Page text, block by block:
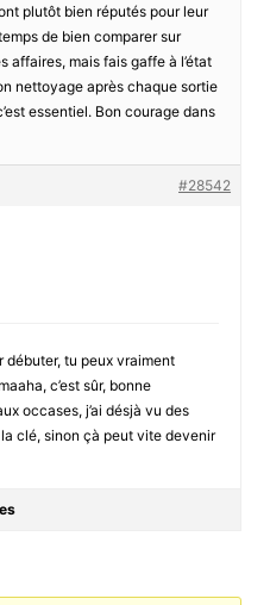
plutôt bien réputés pour leur
de bien comparer sur
affaires, mais fais gaffe à l’état
nettoyage après chaque sortie
essentiel. Bon courage dans
#28542
débuter, tu peux vraiment
c’est sûr, bonne
occases, j’ai désjà vu des
clé, sinon çà peut vite devenir